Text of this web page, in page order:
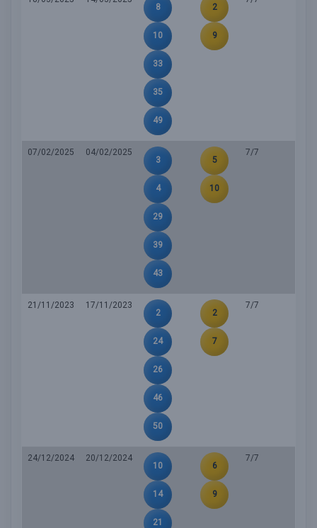
8
10
33
35
49
2
9
07/02/2025
04/02/2025
3
4
29
39
43
5
10
7/7
21/11/2023
17/11/2023
2
24
26
46
50
2
7
7/7
24/12/2024
20/12/2024
10
14
21
6
9
7/7